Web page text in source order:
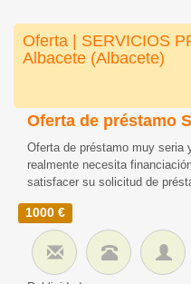
Oferta | SERVICIOS
Albacete (Albacete)
Oferta de préstamo
Oferta de préstamo muy seria
realmente necesita
satisfacer su solicitud de
1000 €